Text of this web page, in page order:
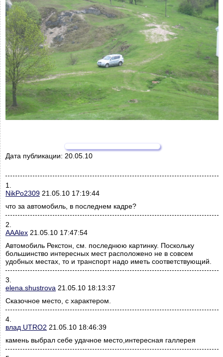
Дата публикации: 20.05.10
1.
NikPo2309 21.05.10 17:19:44
что за автомобиль, в последнем кадре?
2.
AAAlex 21.05.10 17:47:54
Автомобиль Рекстон, см. последнюю картинку. Поскольку
большинство интересных мест расположено не в совсем
удобных местах, то и транспорт надо иметь соответствующий.
3.
elena.shustrova 21.05.10 18:13:37
Сказочное место, с характером.
4.
влад UTRO2 21.05.10 18:46:39
камень выбрал себе удачное место,интересная галлерея